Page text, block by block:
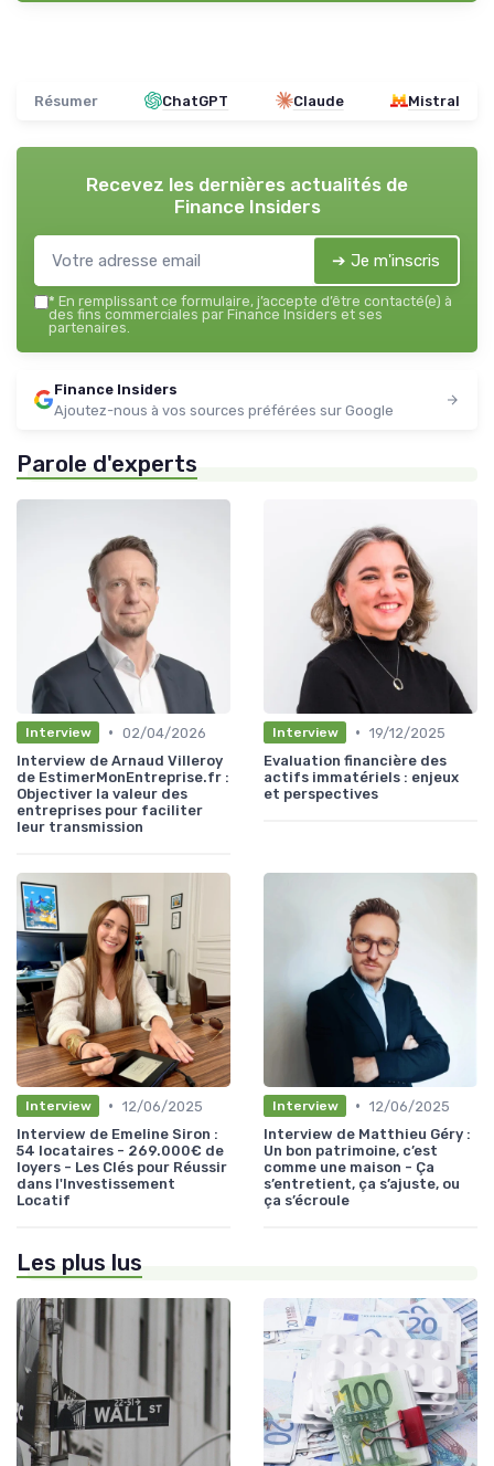
Résumer ChatGPT Claude Mistral
Recevez les dernières actualités de
Finance Insiders
➔ Je m'inscris
* En remplissant ce formulaire, j’accepte d’être contacté(e) à
des fins commerciales par Finance Insiders et ses
partenaires.
Finance Insiders
Ajoutez-nous à vos sources préférées sur Google
Parole d'experts
Interview • 02/04/2026
Interview de Arnaud Villeroy
de EstimerMonEntreprise.fr :
Objectiver la valeur des
entreprises pour faciliter
leur transmission
Interview • 19/12/2025
Evaluation financière des
actifs immatériels : enjeux
et perspectives
Interview • 12/06/2025
Interview de Emeline Siron :
54 locataires - 269.000€ de
loyers - Les Clés pour Réussir
dans l'Investissement
Locatif
Interview • 12/06/2025
Interview de Matthieu Géry :
Un bon patrimoine, c’est
comme une maison - Ça
s’entretient, ça s’ajuste, ou
ça s’écroule
Les plus lus